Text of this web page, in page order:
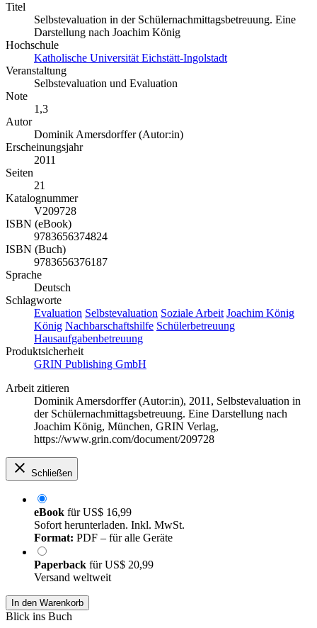
Titel
Selbstevaluation in der Schülernachmittagsbetreuung. Eine
Darstellung nach Joachim König
Hochschule
Katholische Universität Eichstätt-Ingolstadt
Veranstaltung
Selbstevaluation und Evaluation
Note
1,3
Autor
Dominik Amersdorffer (Autor:in)
Erscheinungsjahr
2011
Seiten
21
Katalognummer
V209728
ISBN (eBook)
9783656374824
ISBN (Buch)
9783656376187
Sprache
Deutsch
Schlagworte
Evaluation Selbstevaluation Soziale Arbeit Joachim König
König Nachbarschaftshilfe Schülerbetreuung
Hausaufgabenbetreuung
Produktsicherheit
GRIN Publishing GmbH
Arbeit zitieren
Dominik Amersdorffer (Autor:in), 2011, Selbstevaluation in
der Schülernachmittagsbetreuung. Eine Darstellung nach
Joachim König, München, GRIN Verlag,
https://www.grin.com/document/209728
Schließen
eBook fürUS$ 16,99
Sofort herunterladen. Inkl. MwSt.
Format: PDF – für alle Geräte
Paperback fürUS$ 20,99
Versand weltweit
In den Warenkorb
Blick ins Buch